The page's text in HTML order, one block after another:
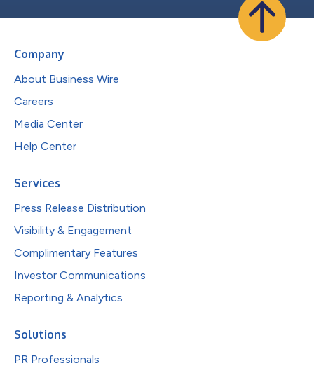
Company
About Business Wire
Careers
Media Center
Help Center
Services
Press Release Distribution
Visibility & Engagement
Complimentary Features
Investor Communications
Reporting & Analytics
Solutions
PR Professionals